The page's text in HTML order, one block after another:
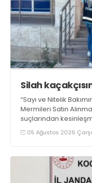
Silah
“Sayı ve Nitelik
Mermileri Satın
suçlarından
şahıs polis
yakalandı
05 Ağustos 2026